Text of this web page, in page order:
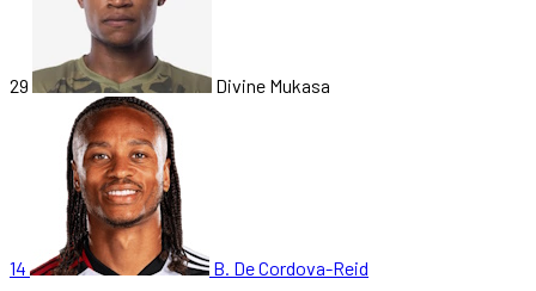
29 Divine Mukasa
14 B. De Cordova-Reid